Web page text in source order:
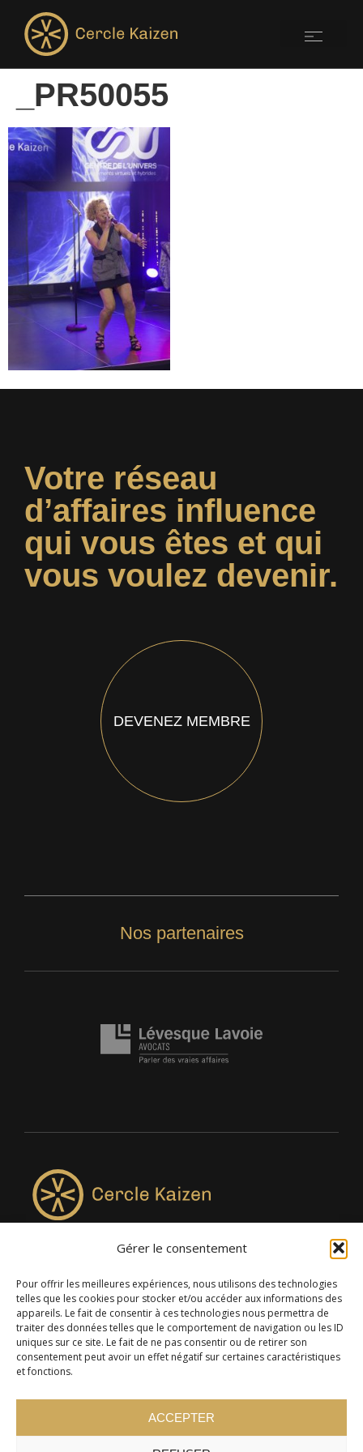
Gérer le consentement
Pour offrir les meilleures expériences, nous utilisons des technologies
telles que les cookies pour stocker et/ou accéder aux informations des
appareils. Le fait de consentir à ces technologies nous permettra de
traiter des données telles que le comportement de navigation ou les ID
uniques sur ce site. Le fait de ne pas consentir ou de retirer son
consentement peut avoir un effet négatif sur certaines caractéristiques
et fonctions.
ACCEPTER
_PR50055
Votre réseau
d’affaires influence
qui vous êtes et qui
vous voulez devenir.
DEVENEZ MEMBRE
Nos partenaires
4957, rue Lionel-Groulx, bureau 819, Saint-Augustin-de-
Desmaures QC G3A 0M7